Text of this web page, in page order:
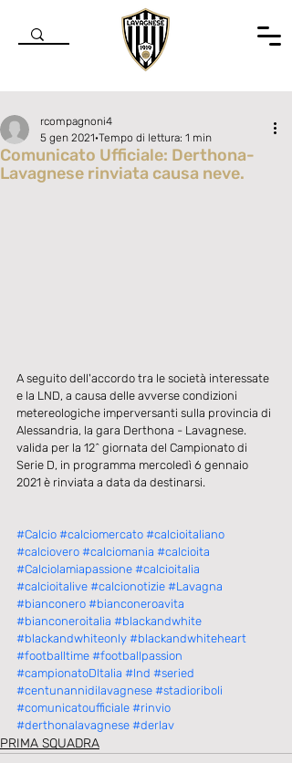
Comunicato Ufficiale: Derthona-
Lavagnese rinviata causa neve.
rcompagnoni4
5 gen 2021 Tempo di lettura: 1 min
A seguito dell'accordo tra le società interessate
e la LND, a causa delle avverse condizioni
metereologiche imperversanti sulla provincia di
Alessandria, la gara Derthona - Lavagnese.
valida per la 12^ giornata del Campionato di
Serie D, in programma mercoledì 6 gennaio
2021 è rinviata a data da destinarsi.
#Calcio #calciomercato #calcioitaliano
#calciovero #calciomania #calcioita
#Calciolamiapassione #calcioitalia
#calcioitalive #calcionotizie #Lavagna
#bianconero #bianconeroavita
#bianconeroitalia #blackandwhite
#blackandwhiteonly #blackandwhiteheart
#footballtime #footballpassion
#campionatoDItalia #lnd #seried
#centunannidilavagnese #stadioriboli
#comunicatoufficiale #rinvio
#derthonalavagnese #derlav
PRIMA SQUADRA